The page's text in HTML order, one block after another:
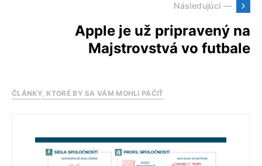
Následujúci —
Apple je už pripravený na
Majstrovstvá vo futbale
ČLÁNKY, KTORÉ BY SA VÁM MOHLI PÁČIŤ